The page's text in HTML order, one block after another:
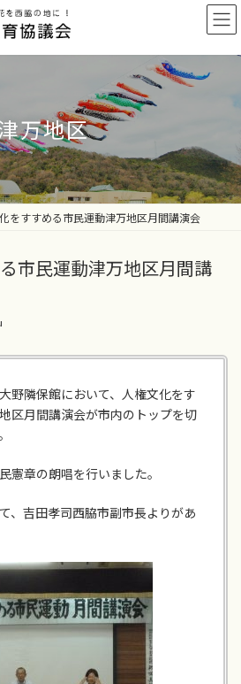
万地区
をすすめる市民運動津万地区月間講演会
市民運動津万地区月間講
野隣保館において、人権文化をす
区月間講演会が市内のトップを切
憲章の朗唱を行いました。
、吉田孝司西脇市副市長よりがあ